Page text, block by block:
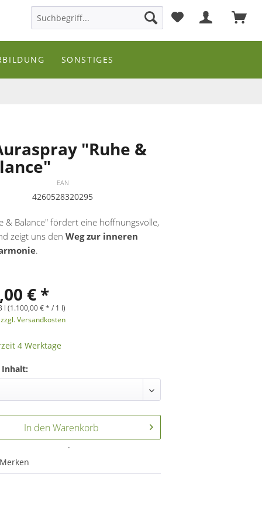
SONSTIGES
"Ruhe &
EAN
4260528320295
& Balance" fördert eine hoffnungsvolle,
zeigt uns denWeg zur inneren
.
€ *
l (1.100,00 € * / 1 l)
zzgl. Versandkosten
4 Werktage
Inhalt:
In den Warenkorb
.